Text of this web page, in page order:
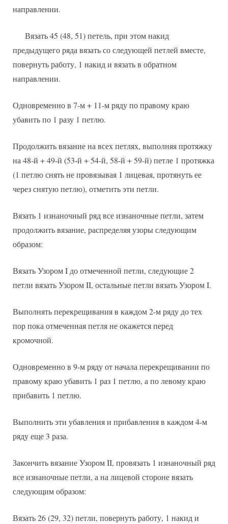
направлении.
Вязать 45 (48, 51) петель, при этом накид
предыдущего ряда вязать со следующей петлей вместе,
повернуть работу, 1 накид и вязать в обратном
направлении.
Одновременно в 7-м + 11-м ряду по правому краю
убавить по 1 разу 1 петлю.
Продолжить вязание на всех петлях, выполняя протяжку
на 48-й + 49-й (53-й + 54-й, 58-й + 59-й) петле 1 протяжка
(1 петлю снять не провязывая 1 лицевая, протянуть ее
через снятую петлю), отметить эти петли.
Вязать 1 изнаночный ряд все изнаночные петли, затем
продолжить вязание, распределяя узоры следующим
образом:
Вязать Узором I до отмеченной петли, следующие 2
петли вязать Узором II, остальные петли вязать Узором I.
Выполнять перекрещивания в каждом 2-м ряду до тех
пор пока отмеченная петля не окажется перед
кромочной.
Одновременно в 9-м ряду от начала перекрещивании по
правому краю убавить 1 раз 1 петлю, а по левому краю
прибавить 1 петлю.
Выполнить эти убавления и прибавления в каждом 4-м
ряду еще 3 раза.
Закончить вязание Узором II, провязать 1 изнаночный ряд
все изнаночные петли, а на лицевой стороне вязать
следующим образом:
Вязать 26 (29, 32) петли, повернуть работу, 1 накид и